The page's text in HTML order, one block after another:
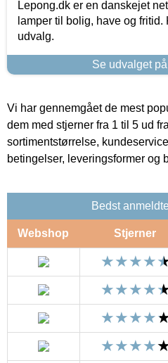
Lepong.dk er en danskejet
lamper til bolig, have og
udvalg.
Se udvalget
Vi har gennemgået de mest
dem med stjerner fra 1 til 5 ud
sortimentstørrelse,
betingelser, leveringsformer og
Bedst
Webshop Stjerner